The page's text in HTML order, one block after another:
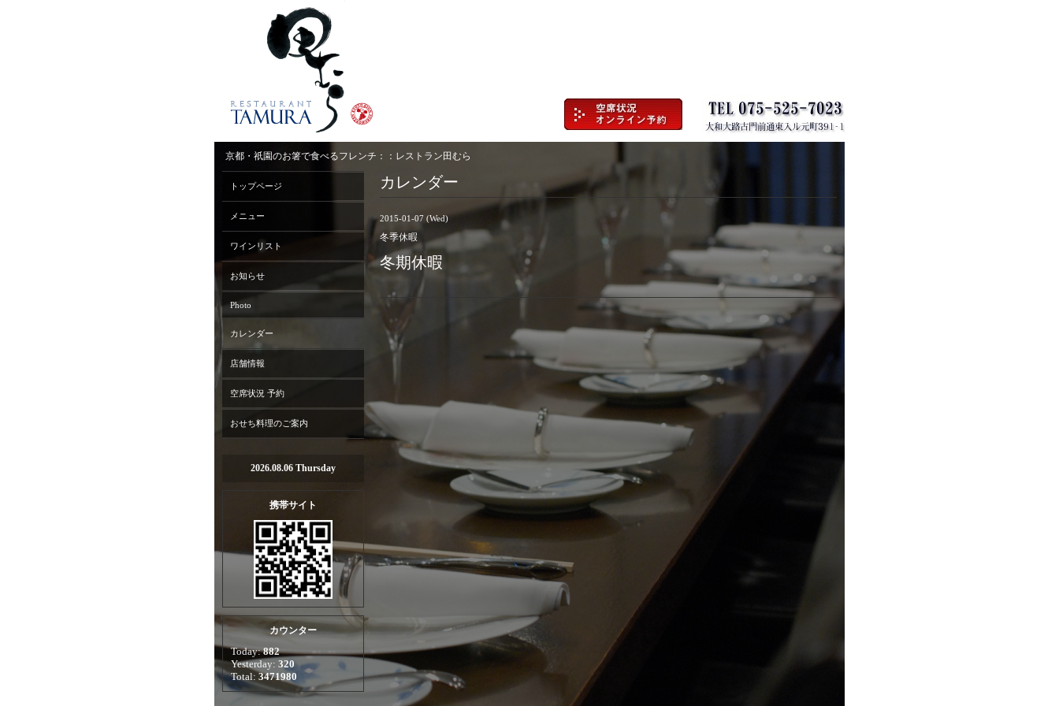
京都・祇園のお箸で食べるフレンチ：：レストラン田むら
カレンダー
2015-01-07 (Wed)
冬季休暇
冬期休暇
トップページ
メニュー
ワインリスト
お知らせ
Photo
カレンダー
店舗情報
空席状況 予約
おせち料理のご案内
2026.08.06 Thursday
携帯サイト
カウンター
Today:882
Yesterday: 320
Total: 3471980